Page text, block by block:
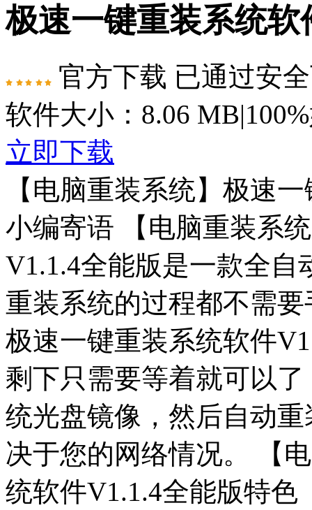
极速一键重装系统
官方下载 已通过安
软件大小：8.06 MB|
立即下载
【电脑重装系统】极速
小编寄语 【电脑重装系
V1.1.4全能版是一款全
重装系统的过程都不需
极速一键重装系统软件
剩下只需要等着就可以
统光盘镜像，然后自动
决于您的网络情况。 【
统软件V1.1.4全能版特色